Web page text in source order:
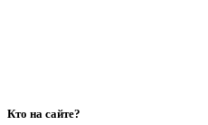
Кто на сайте?